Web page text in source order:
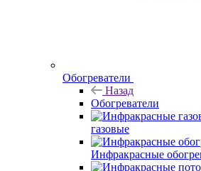
Обогреватели
Назад
Обогреватели
газовые
Инфракрасные